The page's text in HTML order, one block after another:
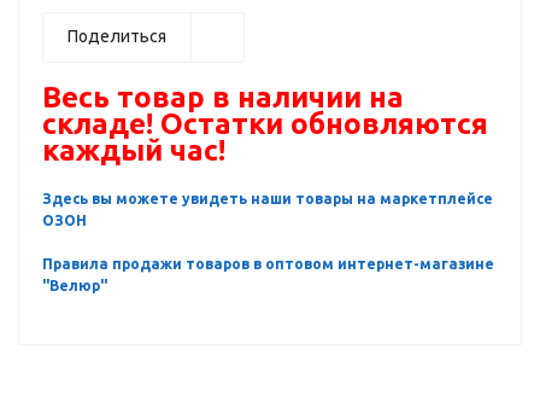
Поделиться
Весь товар в наличии на
складе! Остатки обновляются
каждый час!
Здесь вы можете увидеть наши товары на маркетплейсе
ОЗОН
Правила продажи товаров в оптовом интернет-магазине
"Велюр"